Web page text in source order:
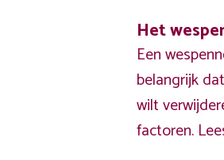
Het
Een
belangrijk
wilt
factoren.